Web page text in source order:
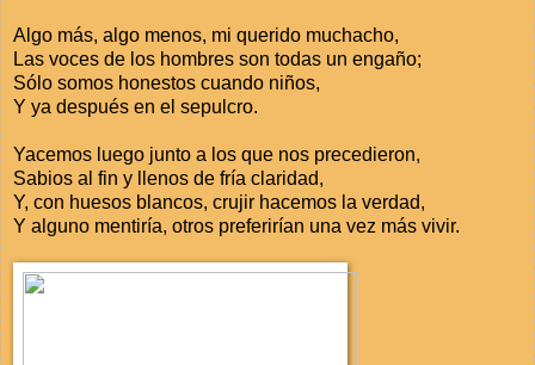
Algo más, algo menos, mi querido muchacho,
Las voces de los hombres son todas un engaño;
Sólo somos honestos cuando niños,
Y ya después en el sepulcro.
Yacemos luego junto a los que nos precedieron,
Sabios al fin y llenos de fría claridad,
Y, con huesos blancos, crujir hacemos la verdad,
Y alguno mentiría, otros preferirían una vez más vivir.